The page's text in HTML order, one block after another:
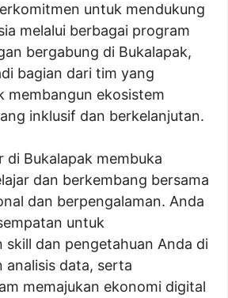
untuk mendukung
melalui berbagai program
bergabung di Bukalapak,
bagian dari tim yang
membangun ekosistem
inklusif dan berkelanjutan.
di Bukalapak membuka
dan berkembang bersama
dan berpengalaman. Anda
untuk
skill dan pengetahuan Anda di
analisis data, serta
memajukan ekonomi digital